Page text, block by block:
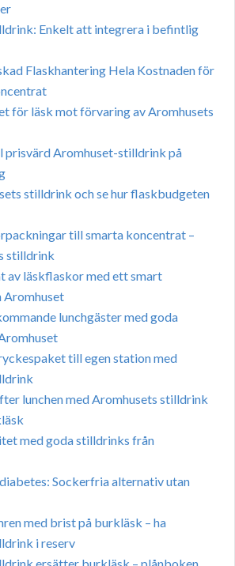
Enkelt att integrera i befintlig
Flaskhantering Hela Kostnaden för
för läsk mot förvaring av Aromhusets
prisvärd Aromhuset-stilldrink på
stilldrink och se hur flaskbudgeten
till smarta koncentrat –
stilldrink
av läskflaskor med ett smart
Aromhuset
lunchgäster med goda
till egen station med
lunchen med Aromhusets stilldrink
med goda stilldrinks från
Sockerfria alternativ utan
med brist på burkläsk – ha
i reserv